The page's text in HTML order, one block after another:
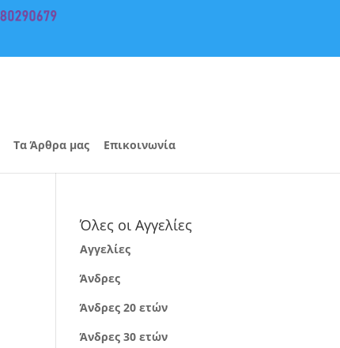
Τα Άρθρα μας Επικοινωνία
Όλες οι Αγγελίες
Αγγελίες
Άνδρες
Άνδρες 20 ετών
Άνδρες 30 ετών